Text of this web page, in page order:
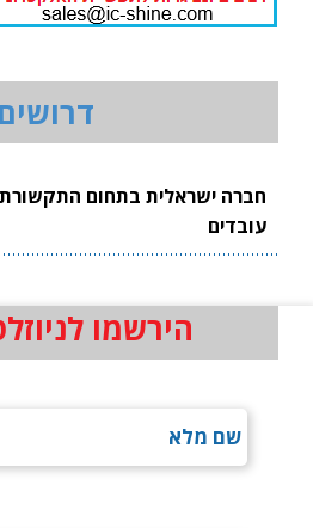
דרושים
חברה ישראלית בתחום
עובדים
הירשמו